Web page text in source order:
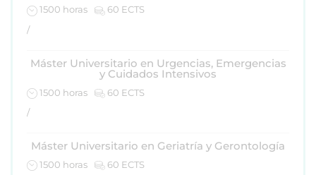
1500 horas
60 ECTS
/
Máster Universitario en Urgencias, Emergencias
y Cuidados Intensivos
1500 horas
60 ECTS
/
Máster Universitario en Geriatría y Gerontología
1500 horas
60 ECTS